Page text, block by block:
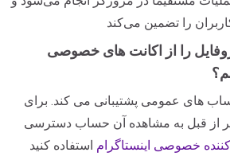
را از اکانت های خصوصی
های عمومی پشتیبانی می کند. برای
قبل به مشاهده آن حساب دسترسی
خصوصی اینستاگرام